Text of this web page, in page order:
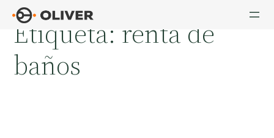
Saltar
contenido
Etiqueta: renta de
baños